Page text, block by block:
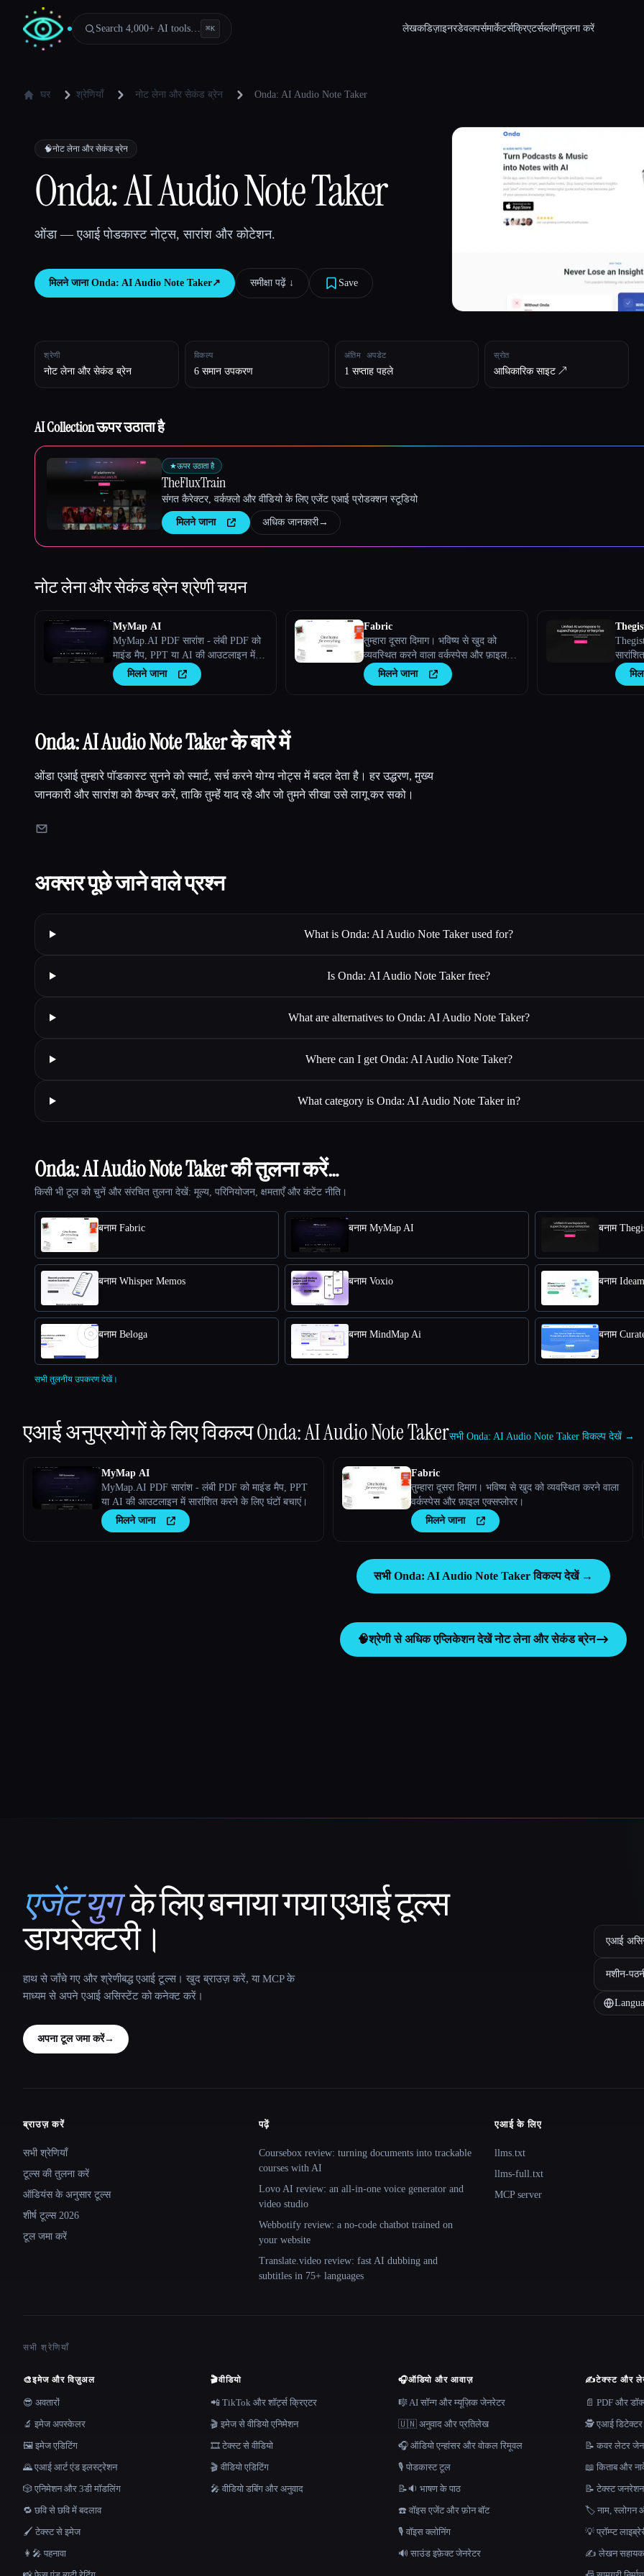
Search 4,000+ AI tools… ⌘K लेखकडिज़ाइनरडेवलपर्समार्केटर्सक्रिएटर्सब्लॉगतुलना करें
घर श्रेणियाँ नोट लेना और सेकंड ब्रेन Onda: AI Audio Note Taker
🧠नोट लेना और सेकंड ब्रेन
Onda: AI Audio Note Taker
ओंडा — एआई पोडकास्ट नोट्स, सारांश और कोटेशन.
मिलने जाना Onda: AI Audio Note Taker↗︎ समीक्षा पढ़ें ↓︎ Save
श्रेणी
नोट लेना और सेकंड ब्रेन
विकल्प
6 समान उपकरण
अंतिम अपडेट
1 सप्ताह पहले
स्रोत
आधिकारिक साइट ↗︎
AI Collection ऊपर उठाता है
★ऊपर उठाता है
TheFluxTrain
संगत कैरेक्टर, वर्कफ़्लो और वीडियो के लिए एजेंट एआई प्रोडक्शन स्टूडियो
मिलने जाना अधिक जानकारी→
नोट लेना और सेकंड ब्रेनश्रेणी चयन
MyMap AI
MyMap.AI PDF सारांश - लंबी PDF को
माइंड मैप, PPT या AI की आउटलाइन में
सारांशित करने के लिए घंटों बचाएं।
मिलने जाना
Fabric
तुम्हारा दूसरा दिमाग। भविष्य से खुद को
व्यवस्थित करने वाला वर्कस्पेस और फ़ाइल
एक्सप्लोरर।
मिलने जाना
Onda: AI Audio Note Taker के बारे में
ओंडा एआई तुम्हारे पॉडकास्ट सुनने को स्मार्ट, सर्च करने योग्य नोट्स में बदल देता है। हर उद्धरण, मुख्य
जानकारी और सारांश को कैप्चर करें, ताकि तुम्हेंं याद रहे और जो तुमने सीखा उसे लागू कर सको।
अक्सर पूछे जाने वाले प्रश्न
What is Onda: AI Audio Note Taker used for?
Is Onda: AI Audio Note Taker free?
What are alternatives to Onda: AI Audio Note Taker?
Where can I get Onda: AI Audio Note Taker?
What category is Onda: AI Audio Note Taker in?
Onda: AI Audio Note Taker की तुलना करें…
किसी भी टूल को चुनें और संरचित तुलना देखें: मूल्य, परिनियोजन, क्षमताएँ और कंटेंट नीति।
बनाम Fabric बनाम MyMap AI बनाम
बनाम Whisper Memos बनाम Voxio बनाम
बनाम Beloga बनाम MindMap Ai बनाम
सभी तुलनीय उपकरण देखें।
एआई अनुप्रयोगों के लिए विकल्पOnda: AI Audio Note Takerसभी Onda: AI Audio Note Taker विकल्प देखें →
MyMap AI
MyMap.AI PDF सारांश - लंबी PDF को माइंड मैप, PPT
या AI की आउटलाइन में सारांशित करने के लिए घंटों बचाएं।
मिलने जाना
Fabric
तुम्हारा दूसरा दिमाग। भविष्य से खुद को व्यवस्थित करने वाला
वर्कस्पेस और फ़ाइल एक्सप्लोरर।
मिलने जाना
सभी Onda: AI Audio Note Taker विकल्प देखें →
🧠श्रेणी से अधिक एप्लिकेशन देखेंनोट लेना और सेकंड ब्रेन
That AI Collection
एजेंट युग के लिए बनाया गया एआई टूल्स
डायरेक्टरी।
हाथ से जाँचे गए और श्रेणीबद्ध एआई टूल्स। खुद ब्राउज़ करें, या MCP के
माध्यम से अपने एआई असिस्टेंट को कनेक्ट करें।
अपना टूल जमा करें→
एआई
मशीन-
Site navigation
ब्राउज़ करें
सभी श्रेणियाँ
टूल्स की तुलना करें
ऑडियंस के अनुसार टूल्स
शीर्ष टूल्स 2026
टूल जमा करें
पढ़ें
Coursebox review: turning documents into trackable
courses with AI
Lovo AI review: an all-in-one voice generator and
video studio
Webbotify review: a no-code chatbot trained on
your website
Translate.video review: fast AI dubbing and
subtitles in 75+ languages
एआई के लिए
llms.txt
llms-full.txt
MCP server
सभी श्रेणियाँ
🎨इमेज और विज़ुअल
😎 अवतारों
🔬 इमेज अपस्केलर
🖼️ इमेज एडिटिंग
🌄 एआई आर्ट एंड इलस्ट्रेशन
🎲 एनिमेशन और 3डी मॉडलिंग
🔁 छवि से छवि में बदलाव
🖌️ टेक्स्ट से इमेज
👩‍🎤 पहनावा
🎬वीडियो
📲 TikTok और शॉर्ट्स क्रिएटर
🎬 इमेज से वीडियो एनिमेशन
🎞️ टेक्स्ट से वीडियो
🎬 वीडियो एडिटिंग
🎤 वीडियो डबिंग और अनुवाद
🎧ऑडियो और आवाज़
🎼 AI सॉन्ग और म्यूज़िक जेनरेटर
🇺🇳 अनुवाद और प्रतिलेख
🎧 ऑडियो एन्हांसर और वोकल रिमूवल
🎙️ पोडकास्ट टूल
📝🔉 भाषण के पाठ
☎️ वॉइस एजेंट और फ़ोन बॉट
🎙️ वॉइस क्लोनिंग
🔊 साउंड इफ़ेक्ट जेनरेटर
✍️टेक्स्ट और
📄 PDF और
🕵️ एआई डिटेक्टर
📝 कवर लेटर
📖 किताब और
📝 टेक्स्ट जनरेशन
🏷️ नाम, स्लोगन
💡 प्रॉम्प्ट
✍️ लेखन सहायक